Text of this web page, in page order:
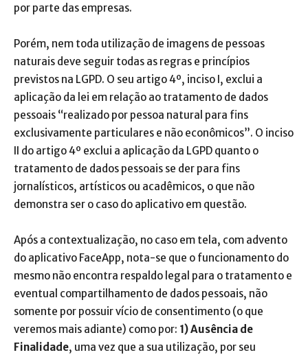
por parte das empresas.
Porém, nem toda utilização de imagens de pessoas
naturais deve seguir todas as regras e princípios
previstos na LGPD. O seu artigo 4º, inciso I, exclui a
aplicação da lei em relação ao tratamento de dados
pessoais “realizado por pessoa natural para fins
exclusivamente particulares e não econômicos”. O inciso
II do artigo 4º exclui a aplicação da LGPD quanto o
tratamento de dados pessoais se der para fins
jornalísticos, artísticos ou acadêmicos, o que não
demonstra ser o caso do aplicativo em questão.
Após a contextualização, no caso em tela, com advento
do aplicativo FaceApp, nota-se que o funcionamento do
mesmo não encontra respaldo legal para o tratamento e
eventual compartilhamento de dados pessoais, não
somente por possuir vício de consentimento (o que
veremos mais adiante) como por: 1) Ausência de
Finalidade, uma vez que a sua utilização, por seu